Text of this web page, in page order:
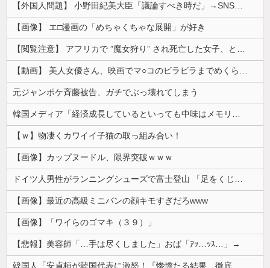
【外国人問題】 小野田紀美大臣「議論すべき時だ」→SNS「まだ議論もしてなかったんだ...」→小野田大臣「これが進歩状況です」めちゃくちゃ仕事して...
【画像】 エ□漫画の「めちゃくちゃな展開」が好き
【閲覧注意】 アフリカで ”魔女狩り” され死亡した女子、とんでもなくエ□い体してると話題に
【動画】 美人女優さん、映画でマ○コのビラビラまでめくらせてしまうｗｗｗｗｗｗ
元ジャンポケ斉藤被告、ガチでぶっ壊れてしまう
韓国メディア「経済成長しているといっても中味はメモリ価格だけ。雇用増加見通しが半減してしまった」……韓国の内需不況は根強い状況っすね
【ｗ】物凄くカワイイ子猫の取っ組み合い！
【画像】カップヌードル、限界突破ｗｗｗ
ドイツ人男性がランニングシューズで富士登山 「足をくじいて動けない」
【画像】最近の高級ミニバンの顔キモすぎだろwww
【画像】「ワイらのゴマキ（３９）」
【悲報】美容師「…手は尽くしました」おば「ｱｯ…ｯｽ…」→